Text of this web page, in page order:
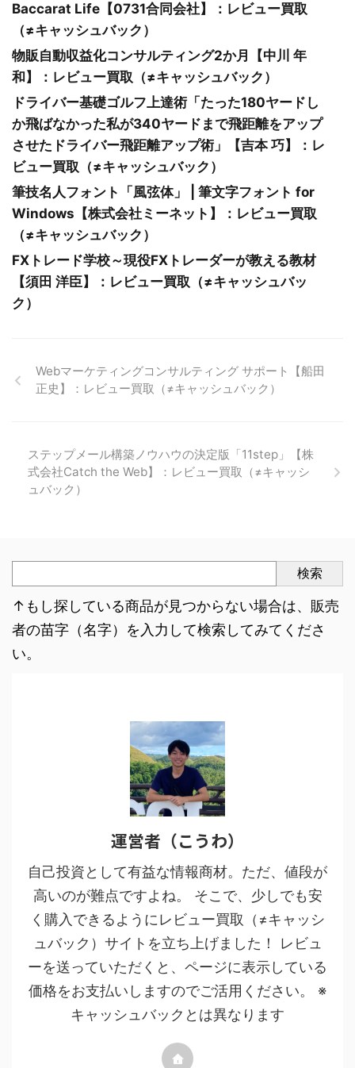
Baccarat Life【0731合同会社】：レビュー買取
（≠キャッシュバック）
物販自動収益化コンサルティング2か月【中川 年
和】：レビュー買取（≠キャッシュバック）
ドライバー基礎ゴルフ上達術「たった180ヤードし
か飛ばなかった私が340ヤードまで飛距離をアップ
させたドライバー飛距離アップ術」【吉本 巧】：レ
ビュー買取（≠キャッシュバック）
筆技名人フォント「風弦体」 | 筆文字フォント for
Windows【株式会社ミーネット】：レビュー買取
（≠キャッシュバック）
FXトレード学校～現役FXトレーダーが教える教材
【須田 洋臣】：レビュー買取（≠キャッシュバッ
ク）
Webマーケティングコンサルティング サポート【船田
正史】：レビュー買取（≠キャッシュバック）
ステップメール構築ノウハウの決定版「11step」【株
式会社Catch the Web】：レビュー買取（≠キャッシ
ュバック）
検索
↑もし探している商品が見つからない場合は、販売
者の苗字（名字）を入力して検索してみてくださ
い。
運営者（こうわ）
自己投資として有益な情報商材。ただ、値段が
高いのが難点ですよね。 そこで、少しでも安
く購入できるようにレビュー買取（≠キャッシ
ュバック）サイトを立ち上げました！ レビュ
ーを送っていただくと、ページに表示している
価格をお支払いしますのでご活用ください。 ※
キャッシュバックとは異なります